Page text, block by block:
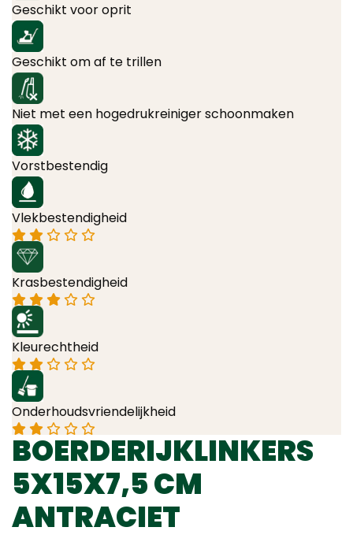
Geschikt voor oprit
Geschikt om af te trillen
Niet met een hogedrukreiniger schoonmaken
Vorstbestendig
Vlekbestendigheid
Krasbestendigheid
Kleurechtheid
Onderhoudsvriendelijkheid
BOERDERIJKLINKERS
5X15X7,5 CM
ANTRACIET